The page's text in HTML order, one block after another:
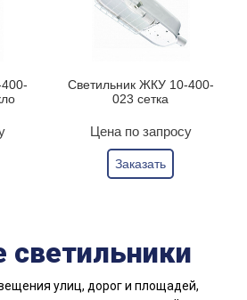
Светильник ЖКУ 10-400-
023 сетка
Цена по запросу
Заказать
улиц, дорог и площадей,